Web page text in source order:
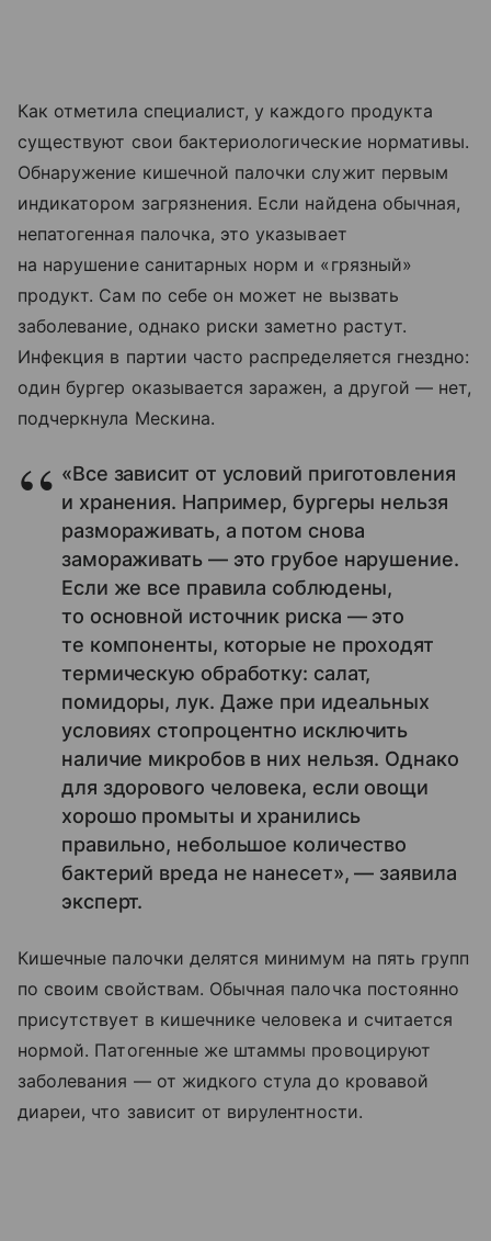
Как отметила специалист, у каждого продукта
существуют свои бактериологические нормативы.
Обнаружение кишечной палочки служит первым
индикатором загрязнения. Если найдена обычная,
непатогенная палочка, это указывает
на нарушение санитарных норм и «грязный»
продукт. Сам по себе он может не вызвать
заболевание, однако риски заметно растут.
Инфекция в партии часто распределяется гнездно:
один бургер оказывается заражен, а другой — нет,
подчеркнула Мескина.
«Все зависит от условий приготовления
и хранения. Например, бургеры нельзя
размораживать, а потом снова
замораживать — это грубое нарушение.
Если же все правила соблюдены,
то основной источник риска — это
те компоненты, которые не проходят
термическую обработку: салат,
помидоры, лук. Даже при идеальных
условиях стопроцентно исключить
наличие микробов в них нельзя. Однако
для здорового человека, если овощи
хорошо промыты и хранились
правильно, небольшое количество
бактерий вреда не нанесет», — заявила
эксперт.
Кишечные палочки делятся минимум на пять групп
по своим свойствам. Обычная палочка постоянно
присутствует в кишечнике человека и считается
нормой. Патогенные же штаммы провоцируют
заболевания — от жидкого стула до кровавой
диареи, что зависит от вирулентности.